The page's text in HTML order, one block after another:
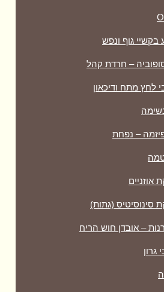
בקשיי גוף ונפש
– חרדת קהל
לחץ מתח ודיכאון
– נפחת
אוזניים
סינוסיטיס (גתות)
– אובדן חוש הריח
גרון